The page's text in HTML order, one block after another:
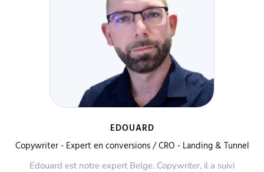
EDOUARD
Copywriter - Expert en conversions / CRO - Landing & Tunnel
Edouard est notre expert Belge. Copywriter, il a suivi